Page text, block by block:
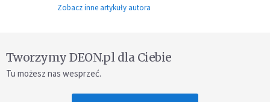
Zobacz inne artykuły autora
Tworzymy DEON.pl dla Ciebie
Tu możesz nas wesprzeć.